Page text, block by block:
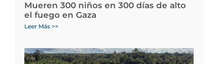
Mueren 300 niños en 300 días de alto
el fuego en Gaza
Leer Más >>